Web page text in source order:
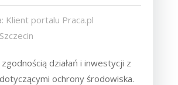
Klient portalu Praca.pl
działań i inwestycji z
ochrony środowiska.